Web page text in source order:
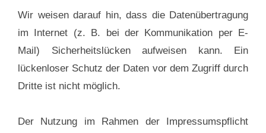
Wir weisen darauf hin, dass die Datenübertragung
im Internet (z. B. bei der Kommunikation per E-
Mail) Sicherheitslücken aufweisen kann. Ein
lückenloser Schutz der Daten vor dem Zugriff durch
Dritte ist nicht möglich.
Der Nutzung im Rahmen der Impressumspflicht